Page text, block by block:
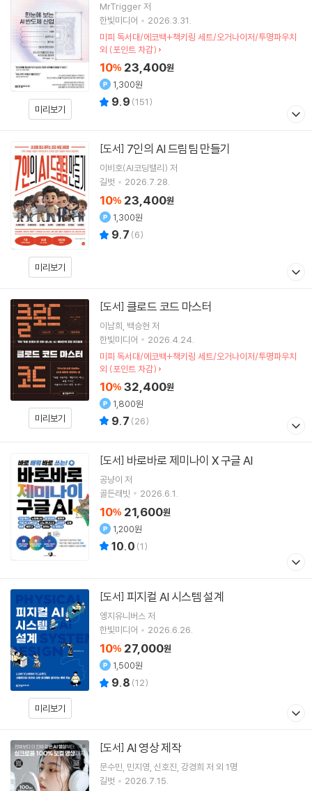
미리보기
MrTrigger저
한빛미디어
2026.3.31.
미피 독서대/에코백+책키링 세트/오거나이저/투명파우치
외 (포인트 차감)
10% 23,400원
1,300원
9.9 (151)
미리보기
[도서] 7인의 AI 드림팀 만들기
이비호(AI코딩밸리) 저
길벗
2026.7.28.
10% 23,400원
1,300원
9.7 (6)
미리보기
[도서] 클로드 코드 마스터
이남희 백승현 저
한빛미디어
2026.4.24.
미피 독서대/에코백+책키링 세트/오거나이저/투명파우치
외 (포인트 차감)
10% 32,400원
1,800원
9.7 (26)
[도서] 바로바로 제미나이 X 구글 AI
공냥이 저
골든래빗
2026.6.1.
10% 21,600원
1,200원
10.0 (1)
미리보기
[도서] 피지컬 AI 시스템 설계
엥지유니버스저
한빛미디어
2026.6.26.
10% 27,000원
1,500원
9.8 (12)
[도서] AI 영상 제작
문수민 민지영 신호진 강경희 저 외 1명
길벗
2026.7.15.